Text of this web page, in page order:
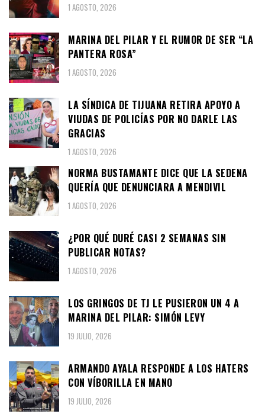
1 AGOSTO, 2026
MARINA DEL PILAR Y EL RUMOR DE SER “LA
PANTERA ROSA”
1 AGOSTO, 2026
LA SÍNDICA DE TIJUANA RETIRA APOYO A
VIUDAS DE POLICÍAS POR NO DARLE LAS
GRACIAS
1 AGOSTO, 2026
NORMA BUSTAMANTE DICE QUE LA SEDENA
QUERÍA QUE DENUNCIARA A MENDIVIL
1 AGOSTO, 2026
¿POR QUÉ DURÉ CASI 2 SEMANAS SIN
PUBLICAR NOTAS?
1 AGOSTO, 2026
LOS GRINGOS DE TJ LE PUSIERON UN 4 A
MARINA DEL PILAR: SIMÓN LEVY
19 JULIO, 2026
ARMANDO AYALA RESPONDE A LOS HATERS
CON VÍBORILLA EN MANO
19 JULIO, 2026